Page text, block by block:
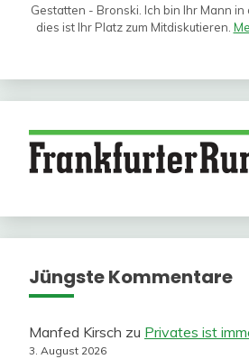
Gestatten - Bronski. Ich bin Ihr Mann in
dies ist Ihr Platz zum Mitdiskutieren.
Jüngste Kommentare
Manfed Kirsch zu Privates ist
3. August 2026